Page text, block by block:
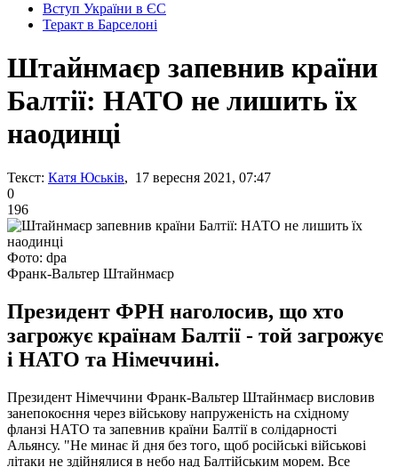
Вступ України в ЄС
Теракт в Барселоні
Штайнмаєр запевнив країни
Балтії: НАТО не лишить їх
наодинці
Текст: Катя Юськів, 17 вересня 2021, 07:47
0
196
Фото: dpa
Франк-Вальтер Штайнмаєр
Президент ФРН наголосив, що хто
загрожує країнам Балтії - той загрожує
і НАТО та Німеччині.
Президент Німеччини Франк-Вальтер Штайнмаєр висловив
занепокоєння через військову напруженість на східному
фланзі НАТО та запевнив країни Балтії в солідарності
Альянсу. "Не минає й дня без того, щоб російські військові
літаки не здійнялися в небо над Балтійським морем. Все